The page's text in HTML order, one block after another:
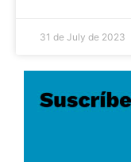
31 de July de 2023